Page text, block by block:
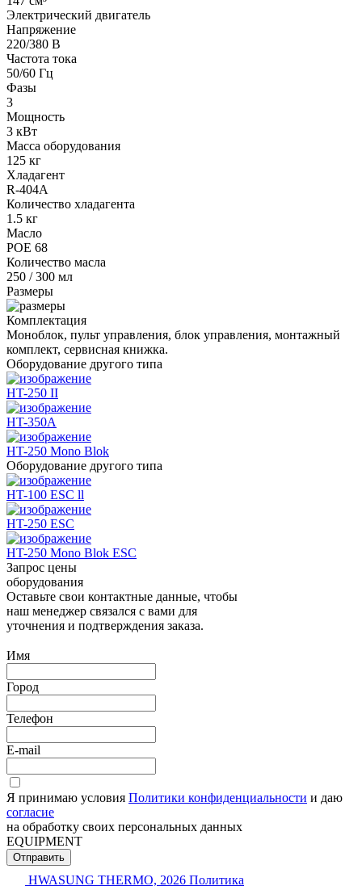
Электрический двигатель
Напряжение
220/380 В
Частота тока
50/60 Гц
Фазы
3
Мощность
3 кВт
Масса оборудования
125 кг
Хладагент
R-404A
Количество хладагента
1.5 кг
Масло
POE 68
Количество масла
250 / 300 мл
Размеры
Комплектация
Моноблок, пульт управления, блок управления, монтажный
комплект, сервисная книжка.
Оборудование другого типа
HT-250 II
HT-350A
HT-250 Mono Blok
Оборудование другого типа
HT-100 ESC ll
HT-250 ESC
HT-250 Mono Blok ESC
Запрос цены
оборудования
Оставьте свои контактные данные, чтобы
наш менеджер связался с вами для
уточнения и подтверждения заказа.
Имя
Город
Телефон
E-mail
Я принимаю условия Политики конфиденциальности и даю
согласие
на обработку своих персональных данных
EQUIPMENT
Отправить
HWASUNG THERMO, 2026 Политика